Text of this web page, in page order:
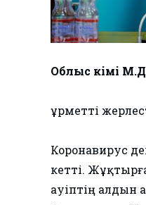
Облыс әкімі
Құрметті
Коронавирус
кетті.
Қауіптің